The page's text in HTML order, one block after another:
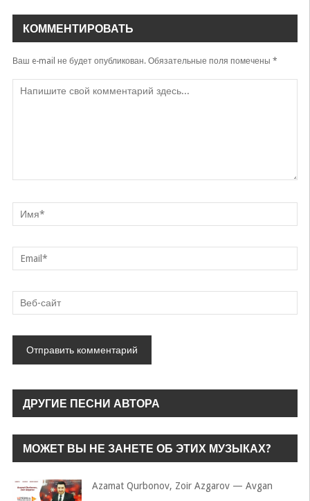
КОММЕНТИРОВАТЬ
Ваш e-mail не будет опубликован.Обязательные поля помечены *
ДРУГИЕ ПЕСНИ АВТОРА
МОЖЕТ ВЫ НЕ ЗАНЕТЕ ОБ ЭТИХ МУЗЫКАХ?
Azamat Qurbonov, Zoir Azgarov — Avgan